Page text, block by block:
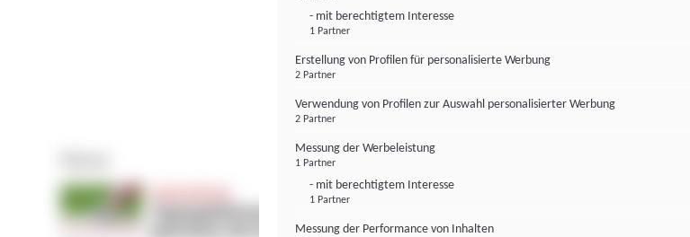
- mit berechtigtem Interesse
1 Partner
Erstellung von Profilen für personalisierte Werbung
2 Partner
Verwendung von Profilen zur Auswahl personalisierter Werbung
2 Partner
Messung der Werbeleistung
1 Partner
- mit berechtigtem Interesse
1 Partner
Messung der Performance von Inhalten